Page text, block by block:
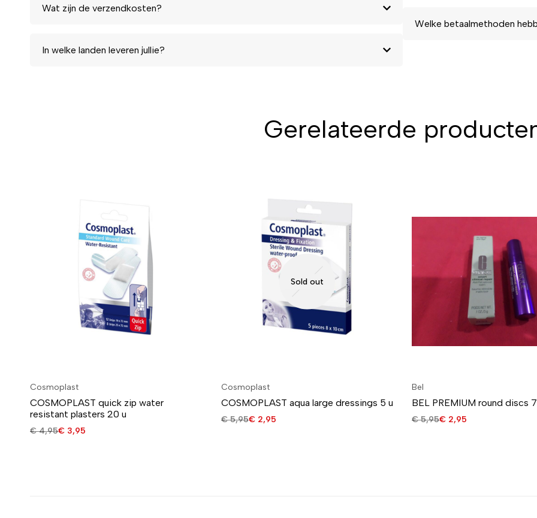
Wat zijn de verzendkosten?
In welke landen leveren jullie?
Welke betaalmethoden
Gerelateerde
Cosmoplast
COSMOPLAST quick zip water
resistant plasters 20 u
€4,95€ 3,95
Sold out
Cosmoplast
COSMOPLAST aqua large dressings 5 u
€5,95€2,95
Bel
BEL PREMIUM round discs
€5,95€ 2,95